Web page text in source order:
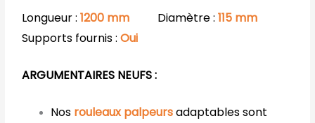
Longueur : 1200 mm Diamètre : 115 mm
Supports fournis : Oui
ARGUMENTAIRES NEUFS :
Nos rouleaux palpeursadaptables sont